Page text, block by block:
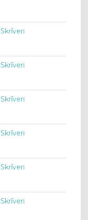
Skrīveri
Skrīveri
Skrīveri
Skrīveri
Skrīveri
Skrīveri